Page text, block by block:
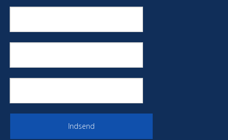
Indsend